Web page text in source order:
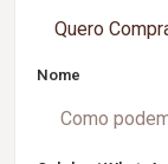
Quero
Nome